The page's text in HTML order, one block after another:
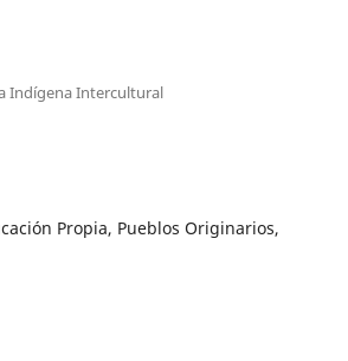
Indígena Intercultural
Propia, Pueblos Originarios,